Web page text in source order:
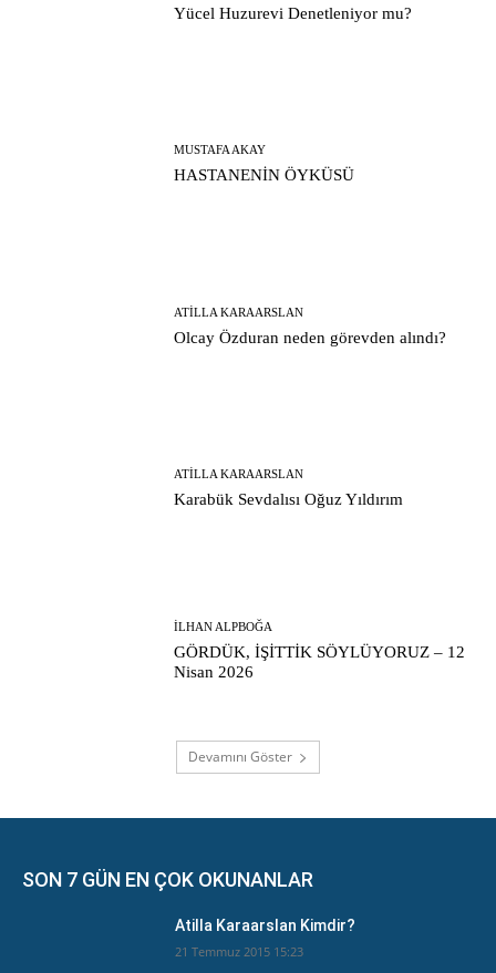
Yücel Huzurevi Denetleniyor mu?
MUSTAFA AKAY
HASTANENİN ÖYKÜSÜ
ATILLA KARAARSLAN
Olcay Özduran neden görevden alındı?
ATILLA KARAARSLAN
Karabük Sevdalısı Oğuz Yıldırım
İLHAN ALPBOĞA
GÖRDÜK, İŞİTTİK SÖYLÜYORUZ – 12
Nisan 2026
Devamını Göster
SON 7 GÜN EN ÇOK OKUNANLAR
Atilla Karaarslan Kimdir?
21 Temmuz 2015 15:23